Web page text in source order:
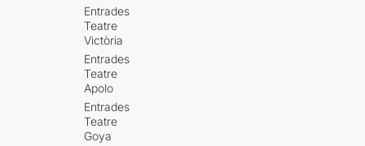
Entrades
Teatre
Victòria
Entrades
Teatre
Apolo
Entrades
Teatre
Goya